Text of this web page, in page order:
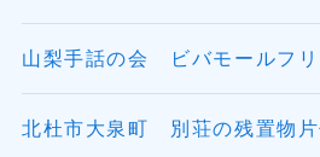
山梨手話の会 ビバモールフ
北杜市大泉町 別荘の残置物